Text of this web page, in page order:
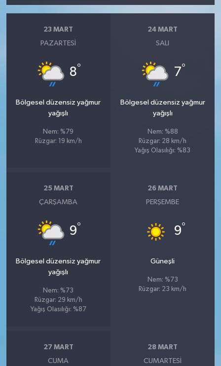
23 MART
PAZARTESI
8°
Bölgesel düzensiz yağmur
yağışlı
Nem: %79
Rüzgar: 19 km/h
24 MART
SALI
7°
Bölgesel düzensiz yağmur
yağışlı
Nem: %88
Rüzgar: 28 km/h
Yağış Olasılığı: %83
25 MART
ÇARŞAMBA
9°
Bölgesel düzensiz yağmur
yağışlı
Nem: %73
Rüzgar: 29 km/h
Yağış Olasılığı: %87
26 MART
PERŞEMBE
9°
Güneşli
Nem: %73
Rüzgar: 23 km/h
27 MART
CUMA
28 MART
CUMARTESI